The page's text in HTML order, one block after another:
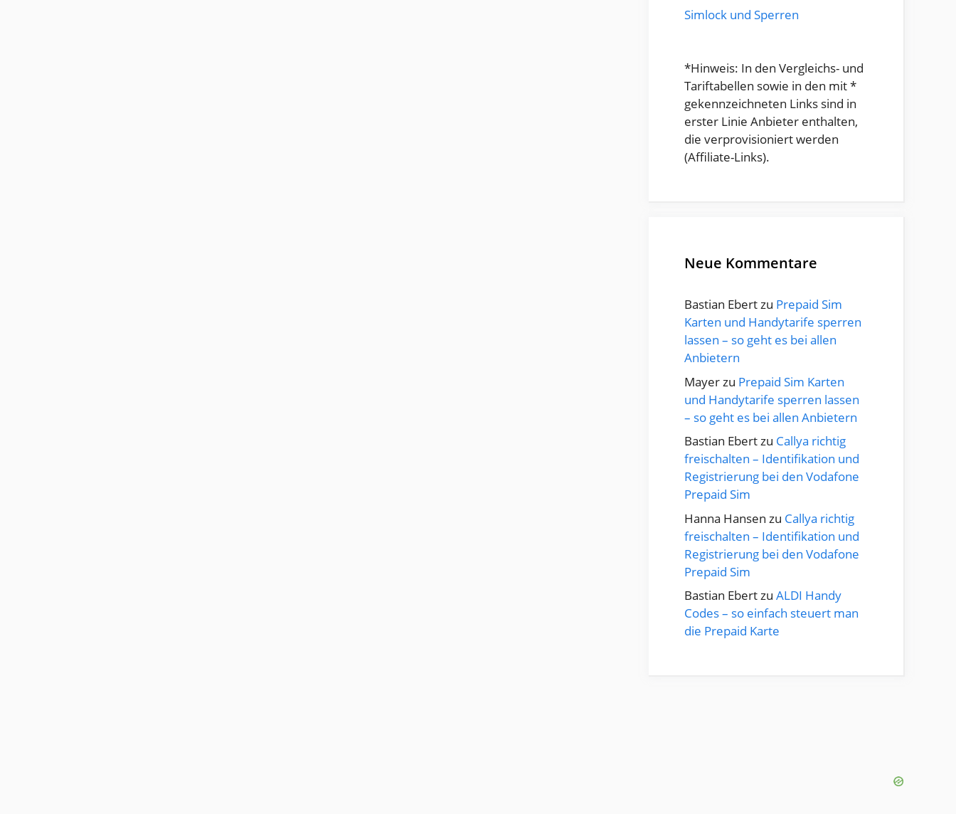
Simlock und Sperren
*Hinweis: In den Vergleichs- und
Tariftabellen sowie in den mit *
gekennzeichneten Links sind in
erster Linie Anbieter enthalten,
die verprovisioniert werden
(Affiliate-Links).
Neue Kommentare
Bastian Ebertzu Prepaid Sim
Karten und Handytarife sperren
lassen – so geht es bei allen
Anbietern
Mayer zu Prepaid Sim Karten
und Handytarife sperren lassen
– so geht es bei allen Anbietern
Bastian Ebertzu Callya richtig
freischalten – Identifikation und
Registrierung bei den Vodafone
Prepaid Sim
Hanna Hansen zu Callya richtig
freischalten – Identifikation und
Registrierung bei den Vodafone
Prepaid Sim
Bastian Ebertzu ALDI Handy
Codes – so einfach steuert man
die Prepaid Karte